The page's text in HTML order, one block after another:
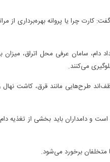
گفت: کارت چرا یا پروانه بهره‌برداری
دام، سامان عرفی محل اتراق،
می‌کنند.
طرح‌هایی مانند قرق، کاشت
هزار کارت چرا صادر شده است و دامداران باید
متخلفان برخورد می‌شود.